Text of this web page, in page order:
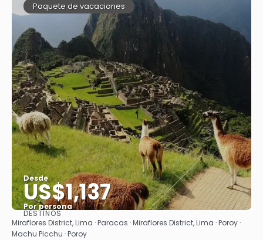
Paquete de vacaciones
Desde
US$1,137
Por persona
Ver
DESTINOS
Miraflores District, Lima · Paracas · Miraflores District, Lima · Poroy ·
Machu Picchu · Poroy